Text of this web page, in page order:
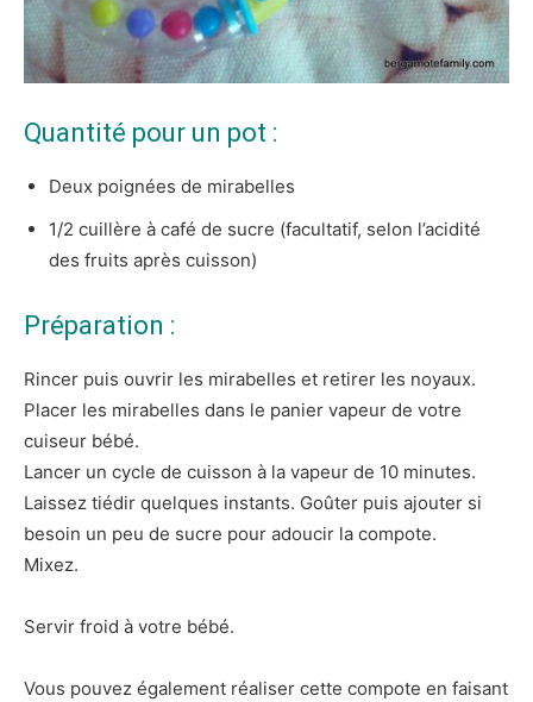
Quantité pour un pot :
Deux poignées de mirabelles
1/2 cuillère à café de sucre (facultatif, selon l’acidité
des fruits après cuisson)
Préparation :
Rincer puis ouvrir les mirabelles et retirer les noyaux.
Placer les mirabelles dans le panier vapeur de votre
cuiseur bébé.
Lancer un cycle de cuisson à la vapeur de 10 minutes.
Laissez tiédir quelques instants. Goûter puis ajouter si
besoin un peu de sucre pour adoucir la compote.
Mixez.
Servir froid à votre bébé.
Vous pouvez également réaliser cette compote en faisant